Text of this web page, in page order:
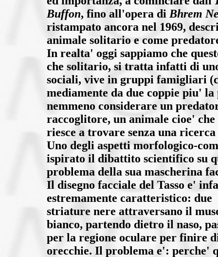
Buffon, fino all'opera di Bhrem
ristampato ancora nel 1969,
animale solitario e come
In realta' oggi sappiamo che
che solitario, si tratta infatti di
sociali, vive in gruppi famigliari
mediamente da due coppie piu'
nemmeno considerare un
raccoglitore, un animale cioe'
riesce a trovare senza una
Uno degli aspetti morfologico-
ispirato il dibattito scientifico su
problema della sua mascherina
Il disegno facciale del Tasso e'
estremamente caratteristico: due
striature nere attraversano il
bianco, partendo dietro il naso,
per la regione oculare per finire
orecchie. Il problema e': perche'